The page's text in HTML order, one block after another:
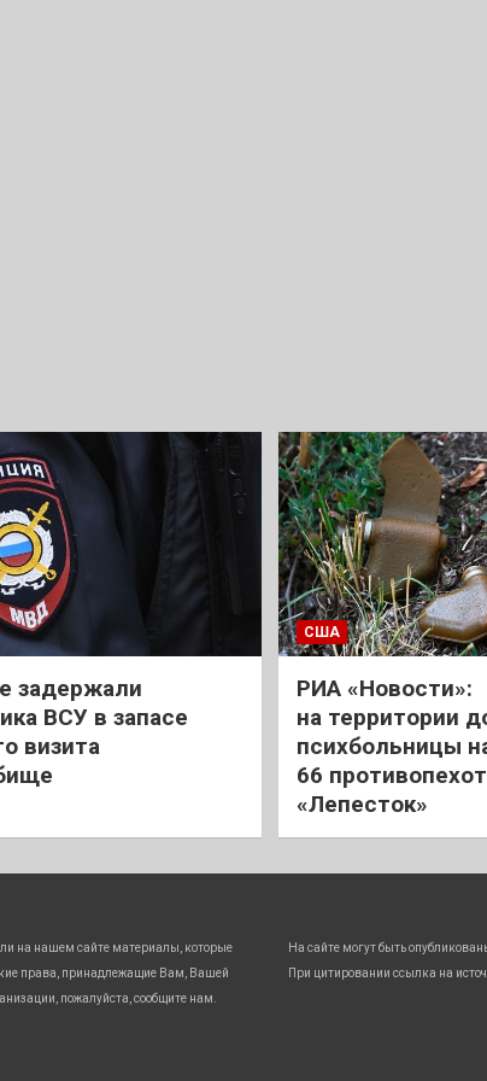
задержали
ВСУ в запасе
визита
США
РИА «Новости»:
на территории
психбольницы
66
«Лепесток»
на нашем сайте материалы, которые
права, принадлежащие Вам, Вашей
пожалуйста, сообщите нам.
На сайте могут быть
При цитировании ссылка на